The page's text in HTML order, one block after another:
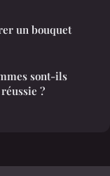
un bouquet
sont-ils
?